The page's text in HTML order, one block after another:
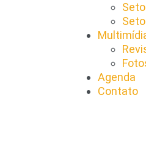
Agenda
Contato